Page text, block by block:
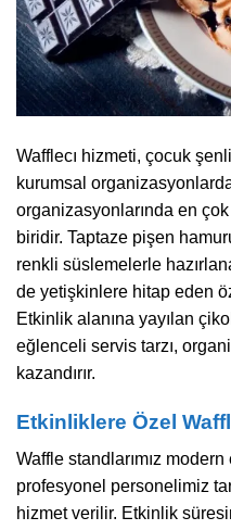
Wafflecı hizmeti, çocuk
kurumsal
organizasyonlarında en
biridir. Taptaze pişen
renkli süslemelerle
de yetişkinlere hitap eden
Etkinlik alanına yayılan
eğlenceli servis tarzı,
kazandırır.
Etkinliklere Özel
Waffle standlarımız
profesyonel personelimiz
hizmet verilir. Etkinlik